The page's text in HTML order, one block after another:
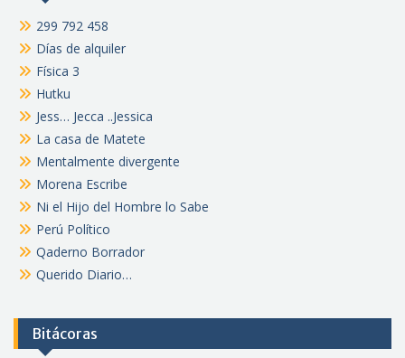
299 792 458
Días de alquiler
Física 3
Hutku
Jess… Jecca ..Jessica
La casa de Matete
Mentalmente divergente
Morena Escribe
Ni el Hijo del Hombre lo Sabe
Perú Político
Qaderno Borrador
Querido Diario…
Bitácoras